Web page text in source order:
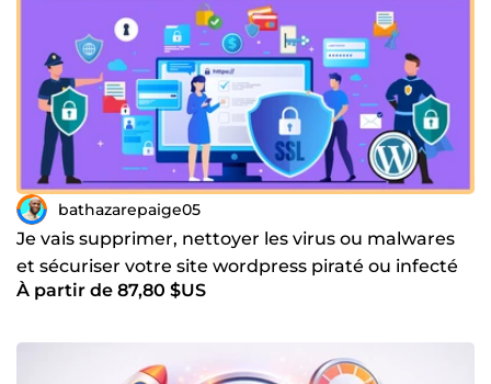
bathazarepaige05
Je vais supprimer, nettoyer les virus ou malwares
et sécuriser votre site wordpress piraté ou infecté
À partir de 87,80 $US